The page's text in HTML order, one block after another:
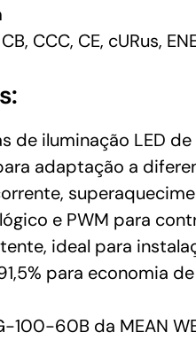
CB, CCC, CE, cURus,
de iluminação LED
adaptação a
e PWM para
ideal para
para economia
100-60B da MEAN